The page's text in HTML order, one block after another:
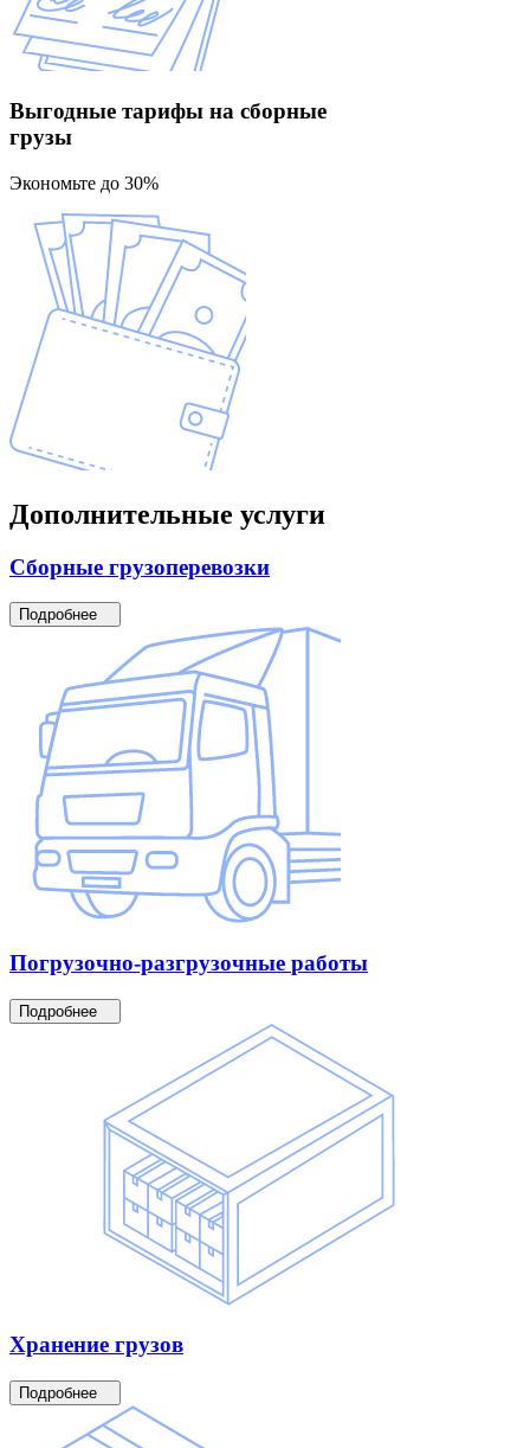
Выгодные тарифы на сборные
грузы
Экономьте до 30%
Дополнительные услуги
Сборные грузоперевозки
Подробнее
Погрузочно-разгрузочные работы
Подробнее
Хранение грузов
Подробнее